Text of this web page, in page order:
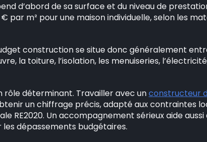
d’abord de sa surface et du niveau de
par m² pour une maison individuelle, selon les
construction se situe donc généralement
la toiture, l’isolation, les menuiseries,
rôle déterminant. Travailler avec unconstructeur
un chiffrage précis, adapté aux contraintes
RE2020. Un accompagnement sérieux aide
dépassements budgétaires.